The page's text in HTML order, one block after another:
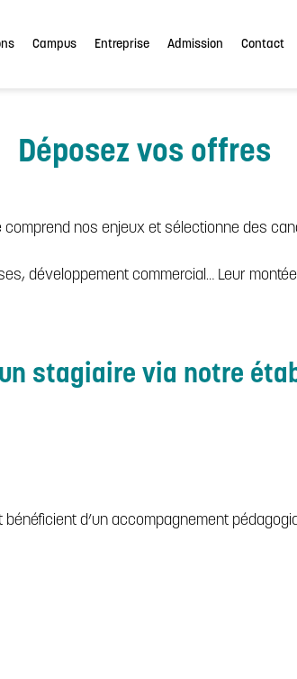
Campus Entreprise Admission Contact
Déposez vos offres
comprend nos enjeux et sélectionne des
développement commercial… Leur
stagiaire via notre
d’un accompagnement